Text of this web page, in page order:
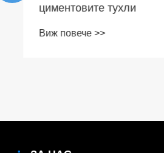
циментовите тухли
Виж повече >>